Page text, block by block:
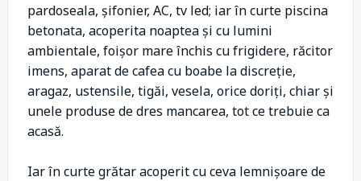
pardoseala, șifonier, AC, tv led; iar în curte piscina
betonata, acoperita noaptea și cu lumini
ambientale, foișor mare închis cu frigidere, răcitor
imens, aparat de cafea cu boabe la discreție,
aragaz, ustensile, tigăi, vesela, orice doriți, chiar și
unele produse de dres mancarea, tot ce trebuie ca
acasă.
Iar în curte grătar acoperit cu ceva lemnișoare de